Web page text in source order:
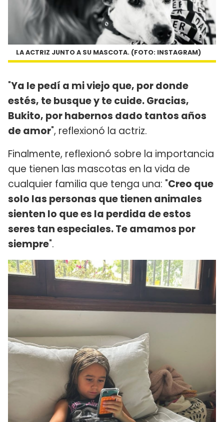
LA ACTRIZ JUNTO A SU MASCOTA. (FOTO: INSTAGRAM)
"Ya le pedí a mi viejo que, por donde
estés, te busque y te cuide. Gracias,
Bukito, por habernos dado tantos años
de amor", reflexionó la actriz.
Finalmente, reflexionó sobre la importancia
que tienen las mascotas en la vida de
cualquier familia que tenga una: "Creo que
solo las personas que tienen animales
sienten lo que es la perdida de estos
seres tan especiales. Te amamos por
siempre".